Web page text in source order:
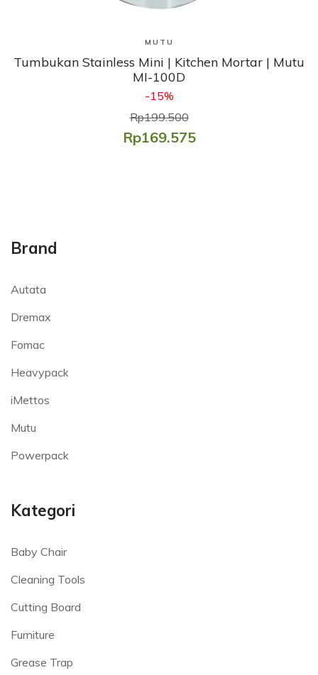
Brand
Autata
Dremax
Fomac
Heavypack
iMettos
Mutu
Powerpack
Kategori
Baby Chair
Cleaning Tools
Cutting Board
Furniture
Grease Trap
Lihat Produk
MUTU
Tumbukan Stainless Mini | Kitchen Mortar | Mutu
MI-100D
-15%
Rp199.500
Rp169.575